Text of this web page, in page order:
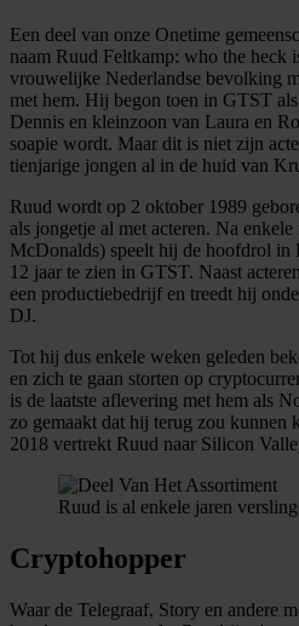
Een deel van onze Onetime
naam Ruud Feltkamp: who the heck
vrouwelijke Nederlandse bevolking
met hem. Hij begon toen in GTST
Dennis en kleinzoon van Laura en
soapie wordt. Maar dit is niet zijn
tienjarige jongen al in de huid van
Ruud wordt op 2 oktober 1989
als jongetje al met acteren. Na
McDonalds) speelt hij de hoofdrol in
12 jaar te zien in GTST. Naast
een productiebedrijf en treedt hij
DJ.
Tot hij dus enkele weken geleden
en zich te gaan storten op
is de laatste aflevering met hem als
zo gemaakt dat hij terug zou kunnen
2018 vertrekt Ruud naar Silicon
Ruud is al enkele jaren
Cryptohopper
Waar de Telegraaf, Story en andere